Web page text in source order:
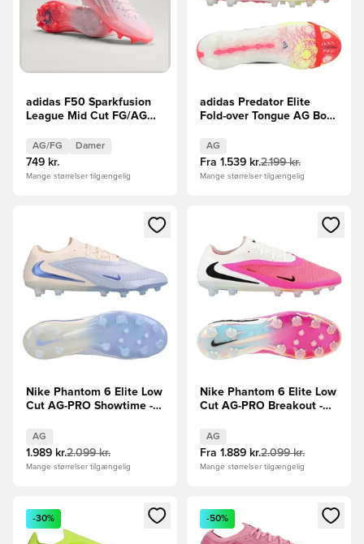
adidas F50 Sparkfusion
League Mid Cut FG/AG
AG/FG Damer
749 kr.
Mange størrelser tilgængelig
adidas Predator Elite
Fold-over Tongue AG Born
AG
Fra 1.539 kr.2.199 kr.
Mange størrelser tilgængelig
Åbner en Modal til at logge ind eller tilmelde dig som
Nike Phantom 6 Elite Low
Cut AG-PRO Showtime -
AG
1.989 kr.2.099 kr.
Mange størrelser tilgængelig
Åbner en Modal til at logge
Nike Phantom 6 Elite Low
Cut AG-PRO Breakout -
AG
Fra 1.889 kr.2.099 kr.
Mange størrelser tilgængelig
Åbner en Modal til at logge ind eller tilmelde dig som
-30%
Åbner en Modal til at logge
-50%